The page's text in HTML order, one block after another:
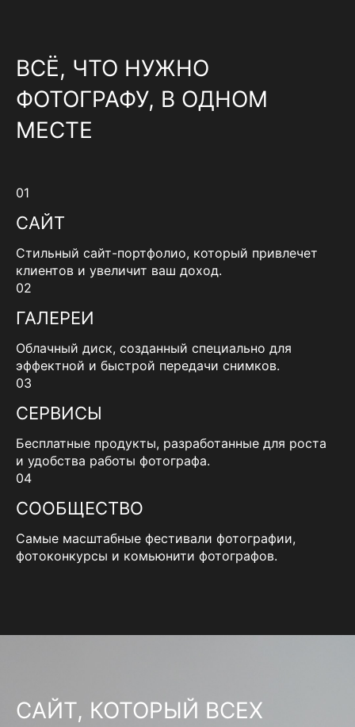
ВСЁ, ЧТО НУЖНО
ФОТОГРАФУ, В ОДНОМ
МЕСТЕ
01
САЙТ
Стильный сайт-портфолио, который привлечет
клиентов и увеличит ваш доход.
02
ГАЛЕРЕИ
Облачный диск, созданный специально для
эффектной и быстрой передачи снимков.
03
СЕРВИСЫ
Бесплатные продукты, разработанные для роста
и удобства работы фотографа.
04
СООБЩЕСТВО
Самые масштабные фестивали фотографии,
фотоконкурсы и комьюнити фотографов.
САЙТ, КОТОРЫЙ ВСЕХ